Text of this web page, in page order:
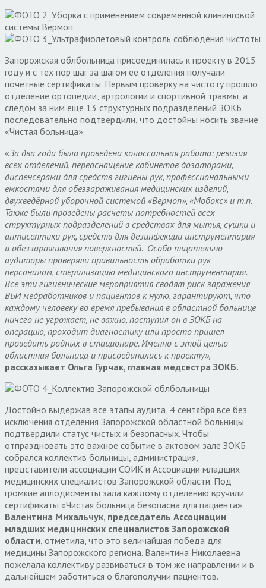
Запорожская облбольница присоединилась к проекту в 2015
году и с тех пор шаг за шагом ее отделения получали
почетные сертификаты. Первым проверку на чистоту прошло
отделение ортопедии, артрологии и спортивной травмы, а
следом за ним еще 13 структурных подразделений ЗОКБ
последовательно подтвердили, что достойны носить звание
«Чистая больница».
«За два года была проведена колоссальная работа: ревизия
всех отделений, переоснащение кабинетов дозаторами,
диспенсерами для средств гигиены рук, профессиональными
емкостями для обеззараживания медицинских изделий,
двухведёрной уборочной системой «Вермоп», «Мобокс» и т.п.
Также были проведены расчеты потребностей всех
структурных подразделений в средствах для мытья, сушки и
антисептики рук, средств для дезинфекции инструментария
и обеззараживания поверхностей. Особо тщательно
аудиторы проверяли правильность обработки рук
персоналом, стерилизацию медицинского инструментария.
Все эти гигиенические мероприятия сводят риск заражения
ВБИ медработников и пациентов к нулю, гарантируют, что
каждому человеку во время пребывания в областной больнице
ничего не угрожает, не важно, поступил он в ЗОКБ на
операцию, проходит диагностику или просто пришел
проведать родных в стационаре. Именно с этой целью
областная больница и присоединилась к проекту», –
рассказывает Ольга Гурчак, главная медсестра ЗОКБ.
Достойно выдержав все этапы аудита, 4 сентября все без
исключения отделения Запорожской областной больницы
подтвердили статус чистых и безопасных. Чтобы
отпраздновать это важное событие в актовом зале ЗОКБ
собрался коллектив больницы, администрация,
представители ассоциации СОИК и Ассоциации младших
медицинских специалистов Запорожской области. Под
громкие аплодисменты зала каждому отделению вручили
сертификаты «Чистая больница безопасна для пациента».
Валентина Михальчук, председатель Ассоциации
младших медицинских специалистов Запорожской
области , отметила, что это величайшая победа для
медицины Запорожского региона. Валентина Николаевна
пожелала коллективу развиваться в том же направлении и в
дальнейшем заботиться о благополучии пациентов.